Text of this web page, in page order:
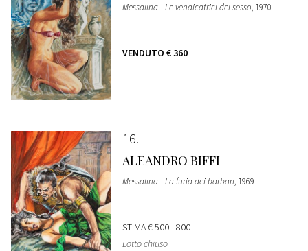
Messalina - Le vendicatrici del sesso, 1970
VENDUTO € 360
16
ALEANDRO BIFFI
Messalina - La furia dei barbari, 1969
STIMA€ 500 - 800
Lotto chiuso